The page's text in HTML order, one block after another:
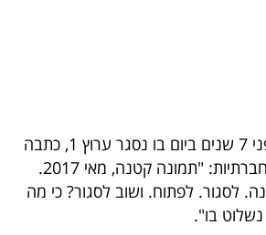
עם תמונה שלה מלפני 7 שנים ביום בו נסגר ערוץ 1, כתבה
רבינוביץ' ברשתות החברתיות: "תמונה קטנה, מאי 2017.
לסגור. לפתוח. ושוב לסגור? כי מה
בו".